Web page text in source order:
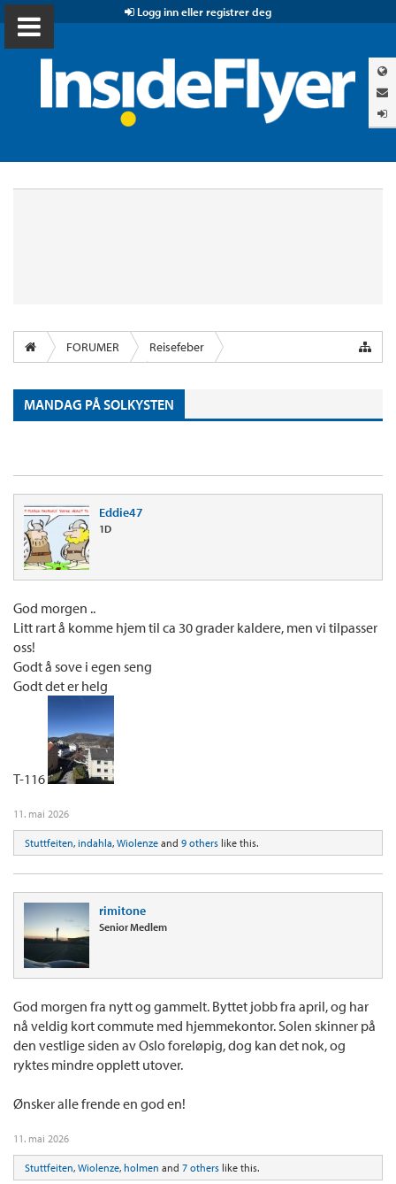
Logg inn eller registrer deg
FORUMER
Reisefeber
MANDAG PÅ SOLKYSTEN
Eddie47
1D
God morgen ..
Litt rart å komme hjem til ca 30 grader kaldere, men vi tilpasser
oss!
Godt å sove i egen seng
Godt det er helg
T-116
11. mai 2026
Stuttfeiten, indahla, Wiolenze and 9 others like this.
rimitone
Senior Medlem
God morgen fra nytt og gammelt. Byttet jobb fra april, og har
nå veldig kort commute med hjemmekontor. Solen skinner på
den vestlige siden av Oslo foreløpig, dog kan det nok, og
ryktes mindre opplett utover.
Ønsker alle frende en god en!
11. mai 2026
Stuttfeiten, Wiolenze, holmen and 7 others like this.